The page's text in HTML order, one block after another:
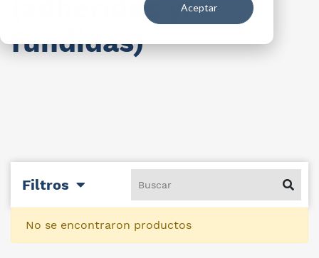
Aceptar
(adheridas y/o
fundidas)
Filtros
No se encontraron productos